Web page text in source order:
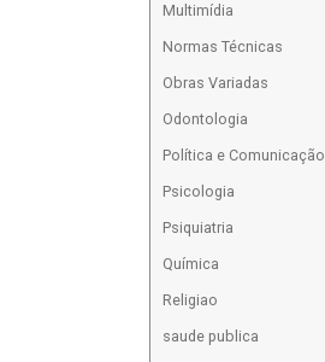
Multimídia
Normas Técnicas
Obras Variadas
Odontologia
Política e Comunicação
Psicologia
Psiquiatria
Química
Religiao
saude publica